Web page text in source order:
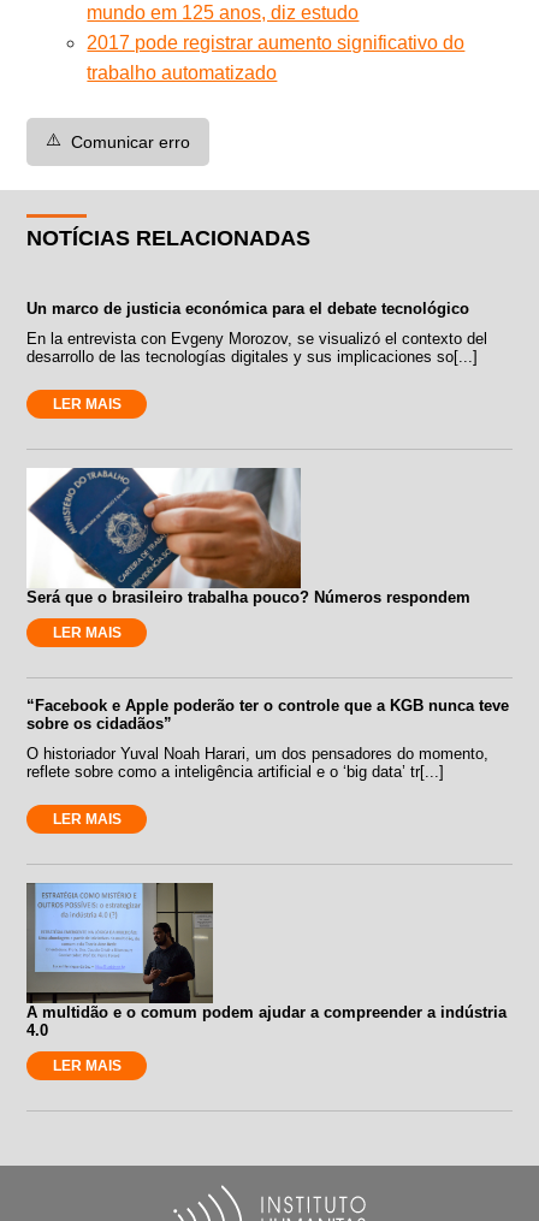
mundo em 125 anos, diz estudo
2017 pode registrar aumento significativo do
trabalho automatizado
⚠️ Comunicar erro
NOTÍCIAS RELACIONADAS
Un marco de justicia económica para el debate tecnológico
En la entrevista con Evgeny Morozov, se visualizó el contexto del
desarrollo de las tecnologías digitales y sus implicaciones so[...]
LER MAIS
Será que o brasileiro trabalha pouco? Números respondem
LER MAIS
“Facebook e Apple poderão ter o controle que a KGB nunca teve
sobre os cidadãos”
O historiador Yuval Noah Harari, um dos pensadores do momento,
reflete sobre como a inteligência artificial e o ‘big data’ tr[...]
LER MAIS
A multidão e o comum podem ajudar a compreender a indústria
4.0
LER MAIS